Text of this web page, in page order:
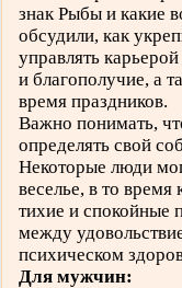
знак Рыбы и какие
обсудили, как
управлять
и благополучие, а
время праздников.
Важно понимать,
определять свой
Некоторые люди
веселье, в то время
тихие и спокойные
между
психическом
Для мужчин: